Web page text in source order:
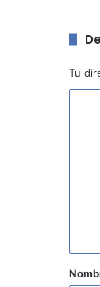
Tu
r